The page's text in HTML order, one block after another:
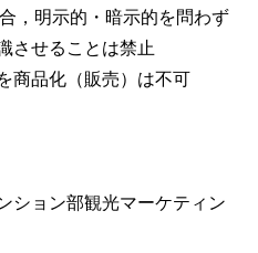
，明示的・暗示的を問わず
させることは禁止
商品化（販売）は不可
ション部観光マーケティン